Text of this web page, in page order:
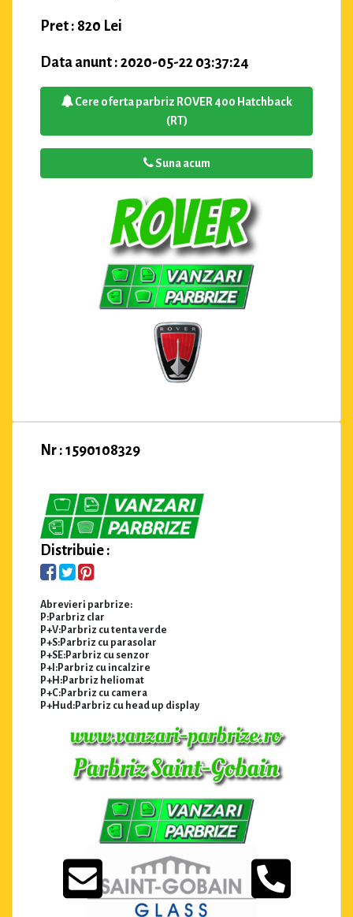
Pret : 820 Lei
Data anunt : 2020-05-22 03:37:24
Cere oferta parbriz ROVER 400 Hatchback
(RT)
Suna acum
Nr : 1590108329
Distribuie :
Abrevieri parbrize:
P:Parbriz clar
P+V:Parbriz cu tenta verde
P+S:Parbriz cu parasolar
P+SE:Parbriz cu senzor
P+I:Parbriz cu incalzire
P+H:Parbriz heliomat
P+C:Parbriz cu camera
P+Hud:Parbriz cu head up display